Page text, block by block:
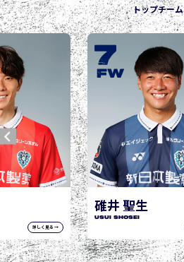
トップチーム
詳しく見る →
ウェリック ポポ
WERIK POPÓ
9
FW